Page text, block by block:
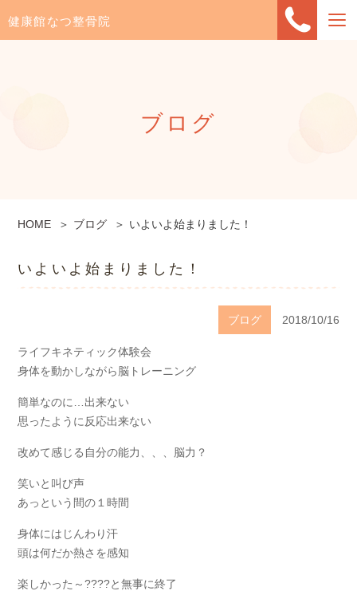
健康館なつ整骨院
ブログ
HOME ブログ いよいよ始まりました！
いよいよ始まりました！
ブログ 2018/10/16
ライフキネティック体験会
身体を動かしながら脳トレーニング
簡単なのに…出来ない
思ったように反応出来ない
改めて感じる自分の能力、、、脳力？
笑いと叫び声
あっという間の１時間
身体にはじんわり汗
頭は何だか熱さを感知
楽しかった～????と無事に終了